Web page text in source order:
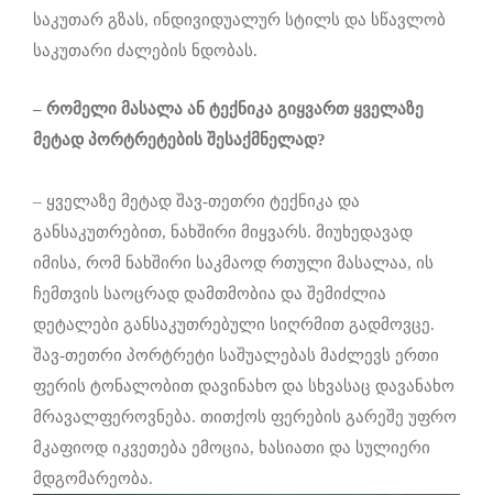
საკუთარ გზას, ინდივიდუალურ სტილს და სწავლობ
საკუთარი ძალების ნდობას.
– რომელი მასალა ან ტექნიკა გიყვართ ყველაზე
მეტად პორტრეტების შესაქმნელად?
– ყველაზე მეტად შავ-თეთრი ტექნიკა და
განსაკუთრებით, ნახშირი მიყვარს. მიუხედავად
იმისა, რომ ნახშირი საკმაოდ რთული მასალაა, ის
ჩემთვის საოცრად დამთმობია და შემიძლია
დეტალები განსაკუთრებული სიღრმით გადმოვცე.
შავ-თეთრი პორტრეტი საშუალებას მაძლევს ერთი
ფერის ტონალობით დავინახო და სხვასაც დავანახო
მრავალფეროვნება. თითქოს ფერების გარეშე უფრო
მკაფიოდ იკვეთება ემოცია, ხასიათი და სულიერი
მდგომარეობა.